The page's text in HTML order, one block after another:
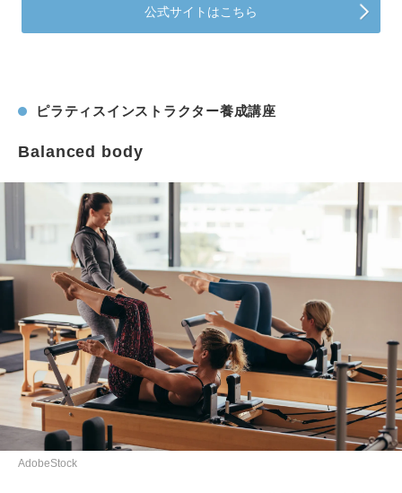
公式サイトはこちら
ピラティスインストラクター養成講座
Balanced body
AdobeStock